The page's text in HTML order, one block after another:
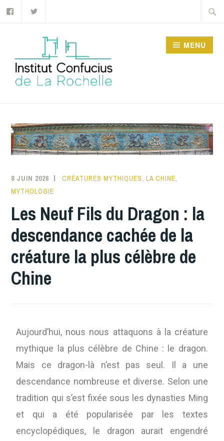
DE LA ROCHELLE
MENU
8 JUIN 2026 INSTITUTCONFUCIUSLAROCHELLE
CRÉATURES MYTHIQUES,LA CHINE,
MYTHOLOGIE
Les Neuf Fils du Dragon : la
descendance cachée de la
créature la plus célèbre de
Chine
Aujourd’hui, nous nous attaquons à la créature
mythique la plus célèbre de Chine : le dragon.
Mais ce dragon-là n’est pas seul. Il a une
descendance nombreuse et diverse. Selon une
tradition qui s’est fixée sous les dynasties Ming
et qui a été popularisée par les textes
encyclopédiques, le dragon aurait engendré